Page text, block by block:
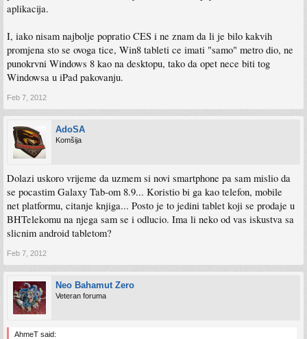
aplikacija.
I, iako nisam najbolje popratio CES i ne znam da li je bilo kakvih
promjena sto se ovoga tice, Win8 tableti ce imati "samo" metro dio, ne
punokrvni Windows 8 kao na desktopu, tako da opet nece biti tog
Windowsa u iPad pakovanju.
Feb 7, 2012
AdoSA
Komšija
Dolazi uskoro vrijeme da uzmem si novi smartphone pa sam mislio da
se pocastim Galaxy Tab-om 8.9... Koristio bi ga kao telefon, mobile
net platformu, citanje knjiga... Posto je to jedini tablet koji se prodaje u
BHTelekomu na njega sam se i odlucio. Ima li neko od vas iskustva sa
slicnim android tabletom?
Feb 7, 2012
Neo Bahamut Zero
Veteran foruma
AhmeT said: